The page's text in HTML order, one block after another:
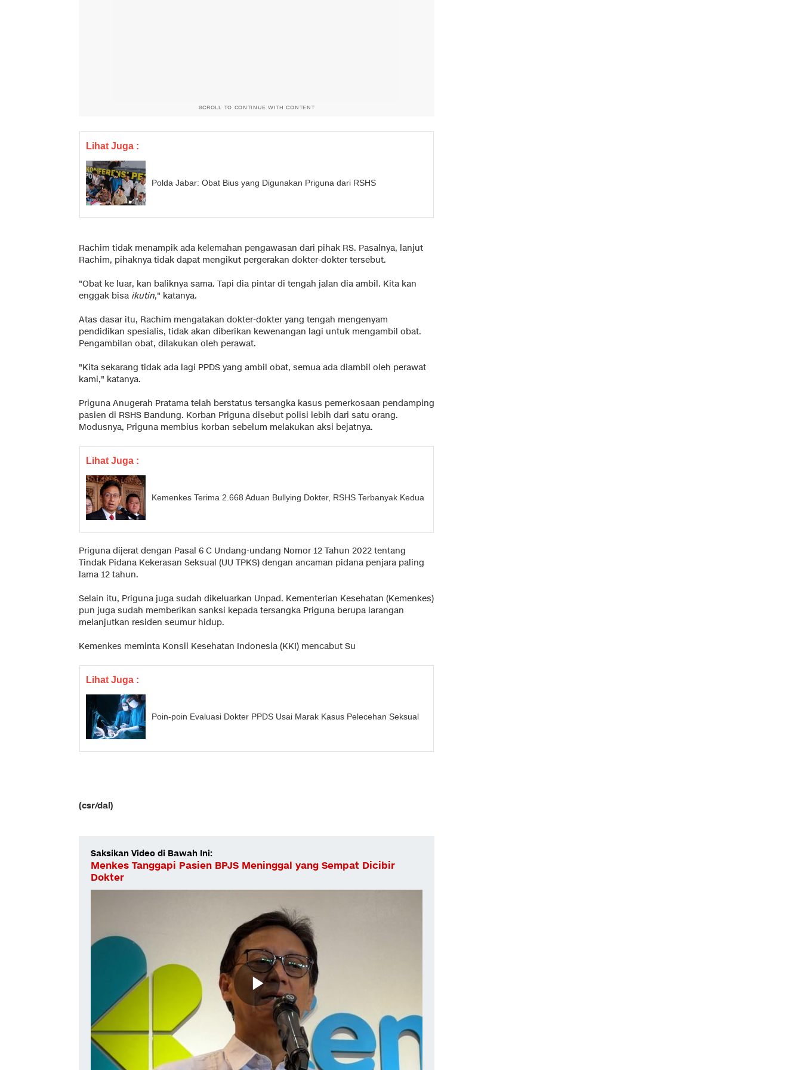
SCROLL TO CONTINUE WITH CONTENT
Lihat Juga :
Polda Jabar: Obat Bius yang Digunakan Priguna dari RSHS
Rachim tidak menampik ada kelemahan pengawasan dari pihak RS. Pasalnya, lanjut
Rachim, pihaknya tidak dapat mengikut pergerakan dokter-dokter tersebut.
"Obat ke luar, kan baliknya sama. Tapi dia pintar di tengah jalan dia ambil. Kita kan
enggak bisa ikutin," katanya.
Atas dasar itu, Rachim mengatakan dokter-dokter yang tengah mengenyam
pendidikan spesialis, tidak akan diberikan kewenangan lagi untuk mengambil obat.
Pengambilan obat, dilakukan oleh perawat.
"Kita sekarang tidak ada lagi PPDS yang ambil obat, semua ada diambil oleh perawat
kami," katanya.
Priguna Anugerah Pratama telah berstatus tersangka kasus pemerkosaan pendamping
pasien di RSHS Bandung. Korban Priguna disebut polisi lebih dari satu orang.
Modusnya, Priguna membius korban sebelum melakukan aksi bejatnya.
Lihat Juga :
Kemenkes Terima 2.668 Aduan Bullying Dokter, RSHS Terbanyak Kedua
Priguna dijerat dengan Pasal 6 C Undang-undang Nomor 12 Tahun 2022 tentang
Tindak Pidana Kekerasan Seksual (UU TPKS) dengan ancaman pidana penjara paling
lama 12 tahun.
Selain itu, Priguna juga sudah dikeluarkan Unpad. Kementerian Kesehatan (Kemenkes)
pun juga sudah memberikan sanksi kepada tersangka Priguna berupa larangan
melanjutkan residen seumur hidup.
Kemenkes meminta Konsil Kesehatan Indonesia (KKI) mencabut Su
Lihat Juga :
Poin-poin Evaluasi Dokter PPDS Usai Marak Kasus Pelecehan Seksual
(csr/dal)
Saksikan Video di Bawah Ini:
Menkes Tanggapi Pasien BPJS Meninggal yang Sempat Dicibir
Dokter